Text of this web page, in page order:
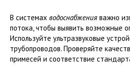
В системах водоснабжения важно
потока, чтобы выявить возможные
Используйте ультразвуковые
трубопроводов. Проверяйте
примесей и соответствие